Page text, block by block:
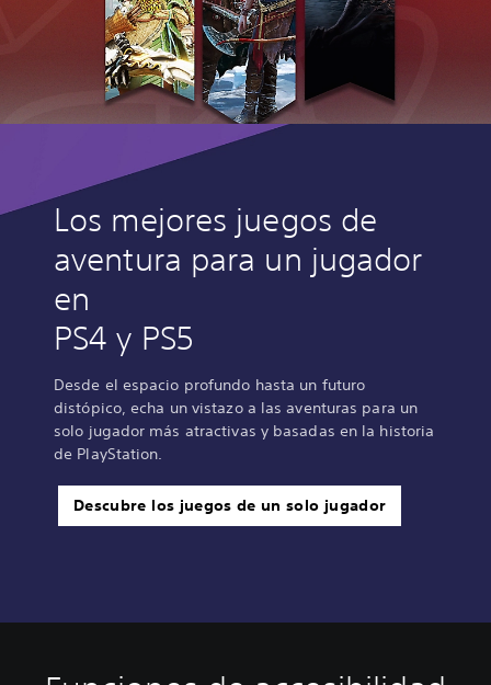
Los mejores juegos de
aventura para un jugador
en
PS4 y PS5
Desde el espacio profundo hasta un futuro
distópico, echa un vistazo a las aventuras para un
solo jugador más atractivas y basadas en la historia
de PlayStation.
Descubre los juegos de un solo jugador